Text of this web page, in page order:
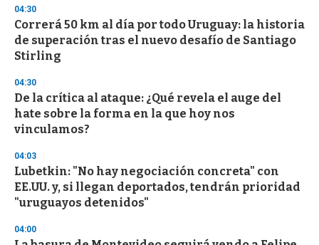
d
s
04:30
Correrá 50 km al día por todo Uruguay: la historia
de superación tras el nuevo desafío de Santiago
Stirling
04:30
De la crítica al ataque: ¿Qué revela el auge del
hate sobre la forma en la que hoy nos
vinculamos?
04:03
Lubetkin: "No hay negociación concreta" con
EE.UU. y, si llegan deportados, tendrán prioridad
"uruguayos detenidos"
04:00